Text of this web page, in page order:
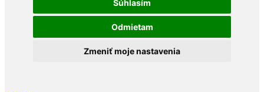
Súhlasím
Odmietam
Zmeniť moje nastavenia